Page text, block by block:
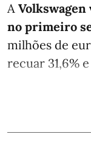
A
no primeiro
milhões de
recuar 31,6%